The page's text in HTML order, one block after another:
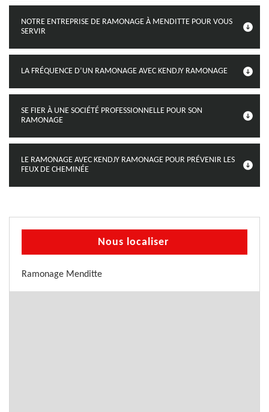
NOTRE ENTREPRISE DE RAMONAGE À MENDITTE POUR VOUS
SERVIR
LA FRÉQUENCE D’UN RAMONAGE AVEC KENDJY RAMONAGE
SE FIER À UNE SOCIÉTÉ PROFESSIONNELLE POUR SON
RAMONAGE
LE RAMONAGE AVEC KENDJY RAMONAGE POUR PRÉVENIR LES
FEUX DE CHEMINÉE
Nous localiser
Ramonage Menditte